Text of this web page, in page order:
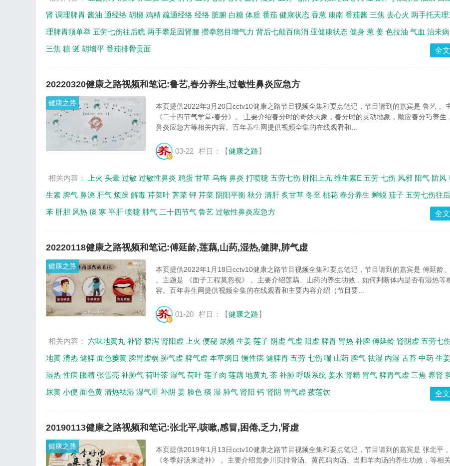
肾 调理脾胃 酱油 通经络 胡椒 鸡精 疏通经络 经络 脏腑 白糖 体质 番茄 健康状态 香葱 康南 番茄酱 三焦 去心火 两手托天理
理脾胃须单举 五劳七伤往后瞧 两手攀足固肾腰 攒拳怒目增气力 背后七颠百病消 亚健康状态 健身 葱 姜 色拉油 气血 治未病
三焦 糖 涎 胡增平 番茄排骨贡面 全
20220320健康之路视频和笔记:鲁艺,春分养生,过敏性鼻炎应急方
健康之路
本页提供2022年3月20日cctv10健康之路节目视频全集和要点笔记，节目请到的嘉宾是 鲁艺 。
《二十四节气学堂-春分》。 主要介绍春分时的奇妙天象，春分时的灵动地象，顺应春分巧养生
鼻炎应急方等相关内容。百年养生网提供视频全集的在线观看和...
03-22 栏目：【健康之路】
相关内容： 上火 头晕 过敏 过敏性鼻炎 鸡蛋 甘草 乌梅 鼻炎 打喷嚏 五劳七伤 肝阳上亢 维生素E 五劳 七伤 风邪 阳气 防风
生素 脾气 鼻涕 肝气 烦躁 解毒 芹菜叶 荠菜 钾 芹菜 阴阳平衡 秋分 清肝 炙甘草 冬至 桃花 春分养生 蝉蜕 茄子 五劳七伤往
苯 肝胆 风热 痰 寒 平肝 喷嚏 肺气 二十四节气 鲁艺 过敏性鼻炎应急方 全
20220118健康之路视频和笔记:傅延龄,莲藕,山药,湿热,健脾,肺气虚
健康之路
本页提供2022年1月18日cctv10健康之路节目视频全集和要点笔记，节目请到的嘉宾是 傅延龄
。主题是 《面子工程莫忽视》 。主要介绍莲藕、山药的养生功效，如何判断体内是否有湿热等
容。百年养生网提供视频全集的在线观看和主要内容介绍（节目要...
01-20 栏目：【健康之路】
相关内容： 六味地黄丸 补肾 腹泻 肾阳虚 上火 便秘 尿频 生姜 莲子 阴虚 气虚 阳虚 脾胃 胃热 补脾 傅延龄 肾阴虚 五劳七
地黄 清热 健脾 面色萎黄 脾胃虚弱 肺气虚 脾气虚 本草纲目 慢性病 健脾胃 五劳 七伤 喘 山药 脾气 祛湿 内湿 舌苔 中药 生
湿热 性病 眼睛 张雪亮 补肺气 荷叶茶 湿气 荷叶 莲子肉 莲藕 地黄丸 茶 补肺 呼吸系统 姜水 肾精 胃气 脾胃气虚 三焦 养肾
尿黄 小便 面色黄 清热祛湿 湿气重 补阴 姜 脸色 痰 湿 肺气 肾阳 钙 肾阴 胃气虚 蓣莲饮 全
20190113健康之路视频和笔记:张北平,咳嗽,感冒,困倦,乏力,肾虚
健康之路
本页提供2019年1月13日cctv10健康之路节目视频全集和要点笔记，节目请到的嘉宾是 张北平
《冬季好汤来进补》 。主要介绍党参川贝排骨汤、黄芪鸡肉汤、当归羊肉汤的养生功效，等相关